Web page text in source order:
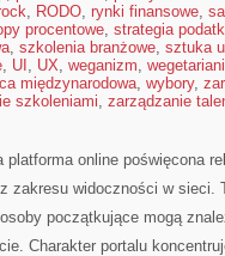
, RODO, rynki finansowe,
procentowe, strategia
, szkolenia branżowe, sztuka
, UI , UX, weganizm,
międzynarodowa, wybory,
szkoleniami, zarządzanie
online poświęcona
zakresu widoczności w sieci.
początkujące mogą
Charakter portalu